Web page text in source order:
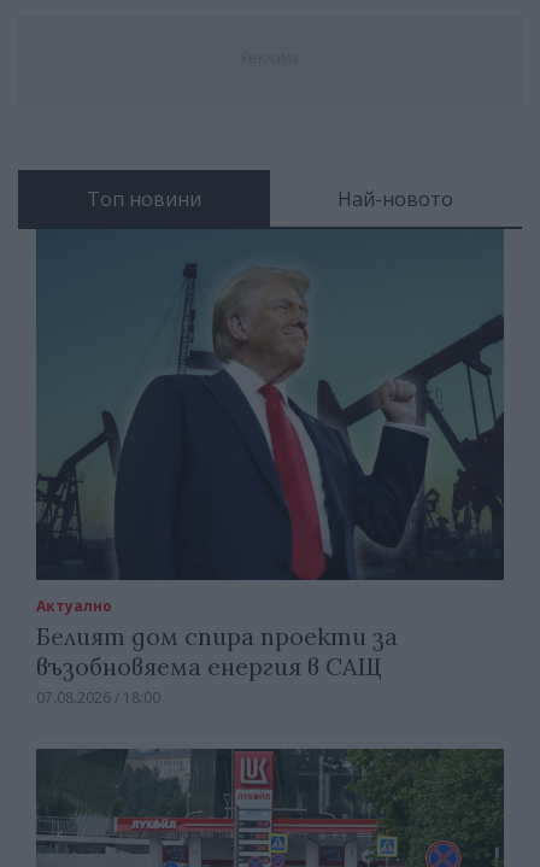
Топ новини Най-новото
Актуално
Белият дом спира проекти за
възобновяема енергия в САЩ
07.08.2026 / 18:00